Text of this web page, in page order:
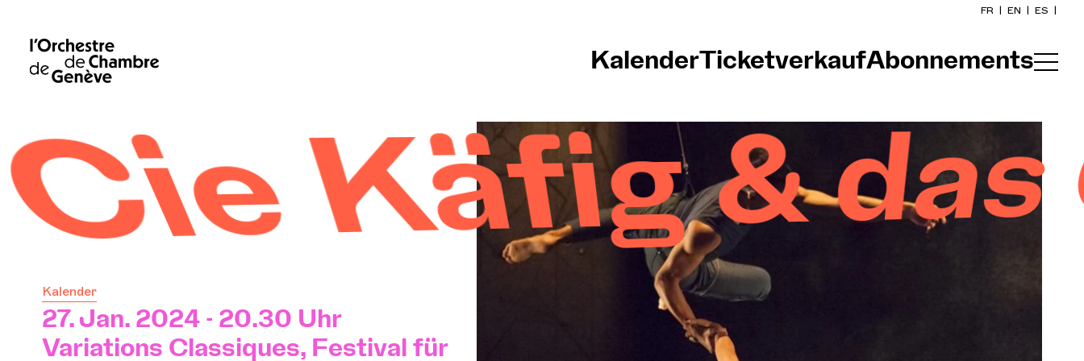
KalenderTicketverkaufAbonnements
FR EN ES
das OCG
Kalender
27. Jan. 2024 - 20.30 Uhr
Variations Classiques, Festival für
Startseite
Ein Ticket kaufen
Praktische Infos
Die Konzert-Gazette